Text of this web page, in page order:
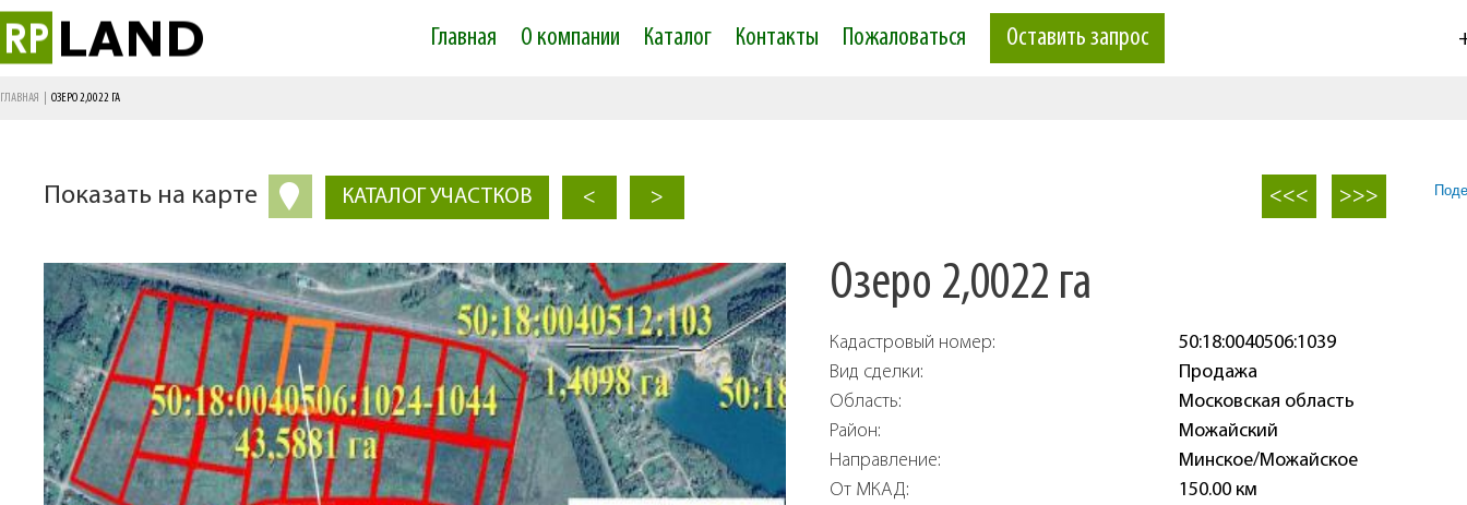
main
Main menu
Главная О компании Каталог Контакты Пожаловаться Оставить запрос
ГЛАВНАЯ ОЗЕРО 2,0022 ГА
Показать на карте КАТАЛОГ УЧАСТКОВ < > <<< >>>
Озеро 2,0022 га
Кадастровый номер:
50:18:0040506:1039
Вид сделки:
Продажа
Область:
Московская область
Район:
Можайский
Направление:
Минское/Можайское
От МКАД:
150.00 км